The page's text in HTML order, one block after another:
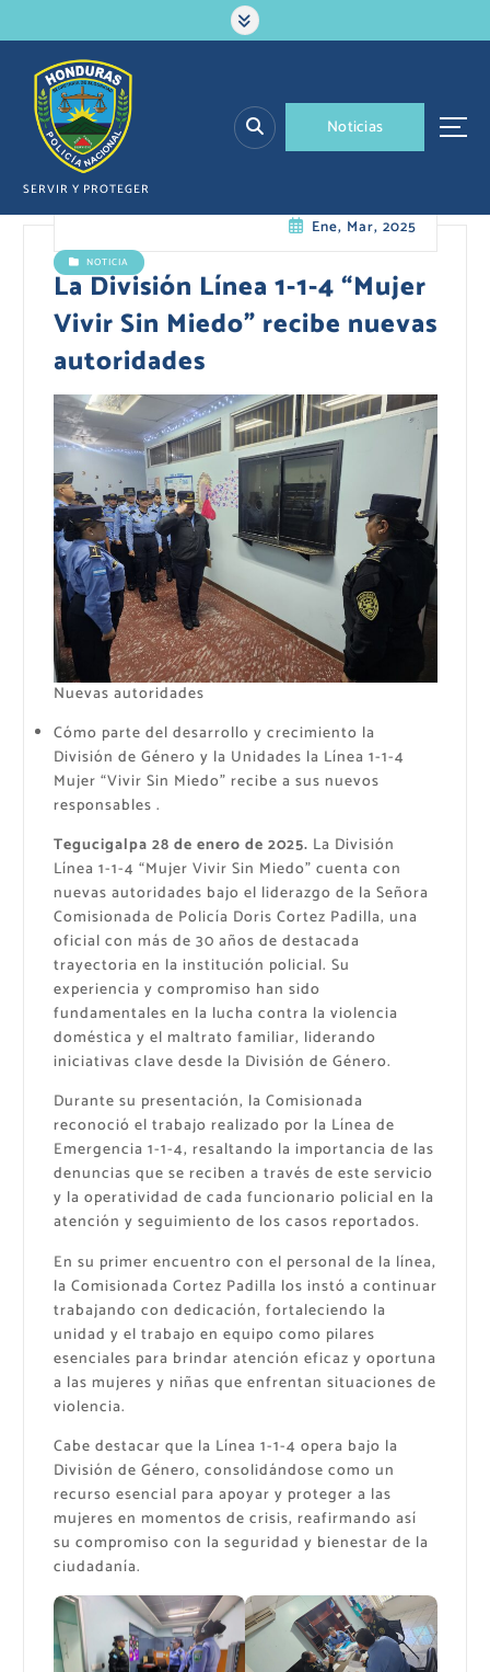
a
SERVIR Y PROTEGER
Noticias
Ene, Mar, 2025
NOTICIA
La División Línea 1-1-4 “Mujer
Vivir Sin Miedo” recibe nuevas
autoridades
Nuevas autoridades
Cómo parte del desarrollo y crecimiento la
División de Género y la Unidades la Línea 1-1-4
Mujer “Vivir Sin Miedo” recibe a sus nuevos
responsables .
Tegucigalpa 28 de enero de 2025. La División
Línea 1-1-4 “Mujer Vivir Sin Miedo” cuenta con
nuevas autoridades bajo el liderazgo de la Señora
Comisionada de Policía Doris Cortez Padilla, una
oficial con más de 30 años de destacada
trayectoria en la institución policial. Su
experiencia y compromiso han sido
fundamentales en la lucha contra la violencia
doméstica y el maltrato familiar, liderando
iniciativas clave desde la División de Género.
Durante su presentación, la Comisionada
reconoció el trabajo realizado por la Línea de
Emergencia 1-1-4, resaltando la importancia de las
denuncias que se reciben a través de este servicio
y la operatividad de cada funcionario policial en la
atención y seguimiento de los casos reportados.
En su primer encuentro con el personal de la línea,
la Comisionada Cortez Padilla los instó a continuar
trabajando con dedicación, fortaleciendo la
unidad y el trabajo en equipo como pilares
esenciales para brindar atención eficaz y oportuna
a las mujeres y niñas que enfrentan situaciones de
violencia.
Cabe destacar que la Línea 1-1-4 opera bajo la
División de Género, consolidándose como un
recurso esencial para apoyar y proteger a las
mujeres en momentos de crisis, reafirmando así
su compromiso con la seguridad y bienestar de la
ciudadanía.